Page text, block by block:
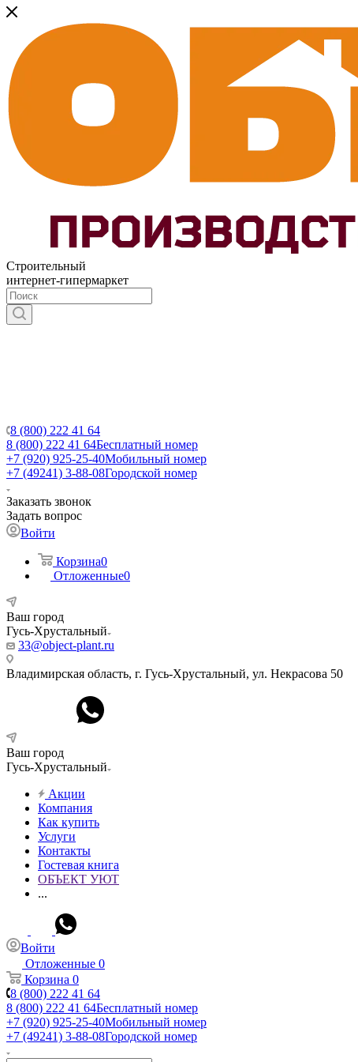
Строительный
интернет-гипермаркет
8 (800) 222 41 64
8 (800) 222 41 64Бесплатный номер
+7 (920) 925-25-40Мобильный номер
+7 (49241) 3-88-08Городской номер
Заказать звонок
Задать вопрос
Войти
Корзина0
Отложенные0
Ваш город
Гусь-Хрустальный
33@object-plant.ru
Владимирская область, г. Гусь-Хрустальный, ул. Некрасова 50
Ваш город
Гусь-Хрустальный
Акции
Компания
Как купить
Услуги
Контакты
Гостевая книга
ОБЪЕКТ УЮТ
...
Войти
Отложенные 0
Корзина 0
8 (800) 222 41 64
8 (800) 222 41 64Бесплатный номер
+7 (920) 925-25-40Мобильный номер
+7 (49241) 3-88-08Городской номер